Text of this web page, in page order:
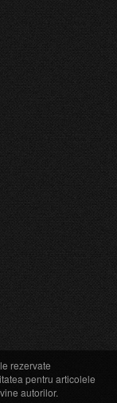
rezervate
pentru articolele
autorilor.